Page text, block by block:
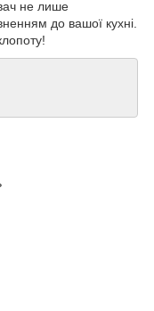
не лише
до вашої кухні.